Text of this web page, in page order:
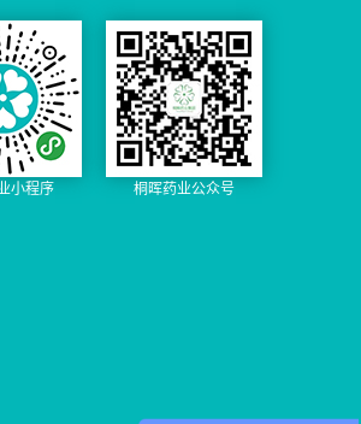
桐晖药业公众号
小程序